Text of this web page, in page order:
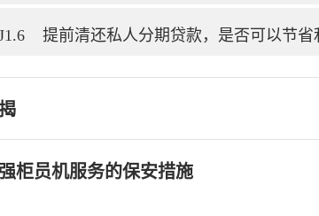
提前清还私人分期贷款，是否可以节省
柜员机服务的保安措施